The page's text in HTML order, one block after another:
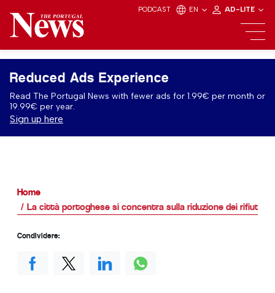
PODCAST EN AD-LITE
Reduced Ads Experience
Read The Portugal News with fewer ads for 1.99€ per month or
19.99€ per year.
Sign up here
Home
La città portoghese si concentra sulla riduzione dei rifiuti
Condividere: